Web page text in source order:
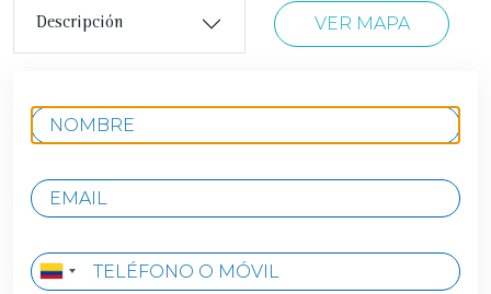
Descripción VER MAPA